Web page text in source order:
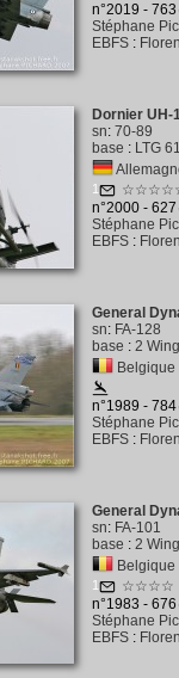
n°2019 -
Stéphane
EBFS :
Dornier UH-
sn: 70-89
base : LTG
1
n°2000 -
Stéphane
EBFS :
General
sn: FA-128
base : 2
Belgique
n°1989 -
Stéphane
EBFS :
General
sn: FA-101
base : 2
Belgique
1
☆☆☆☆
n°1983 -
Stéphane
EBFS :